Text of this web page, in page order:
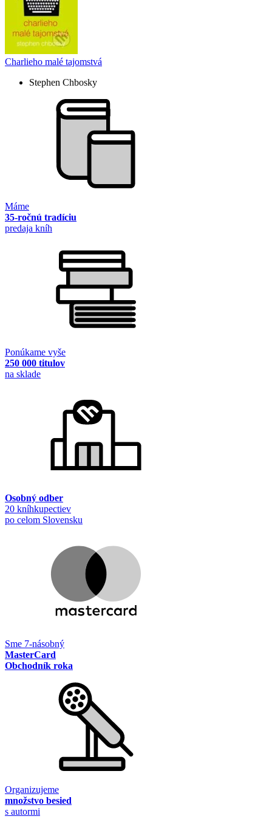
Charlieho malé tajomstvá
Stephen Chbosky
Máme
35-ročnú tradíciu
predaja kníh
Ponúkame vyše
250 000 titulov
na sklade
Osobný odber
20 kníhkupectiev
po celom Slovensku
Sme 7-násobný
MasterCard
Obchodník roka
Organizujeme
množstvo besied
s autormi